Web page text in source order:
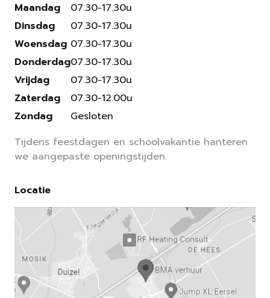
Maandag
Dinsdag
Woensdag
Donderdag
Vrijdag
Zaterdag
Zondag
07.30-17.30u
07.30-17.30u
07.30-17.30u
07.30-17.30u
07.30-17.30u
07.30-12.00u
Gesloten
Tijdens feestdagen en schoolvakantie hanteren
we aangepaste openingstijden.
Locatie